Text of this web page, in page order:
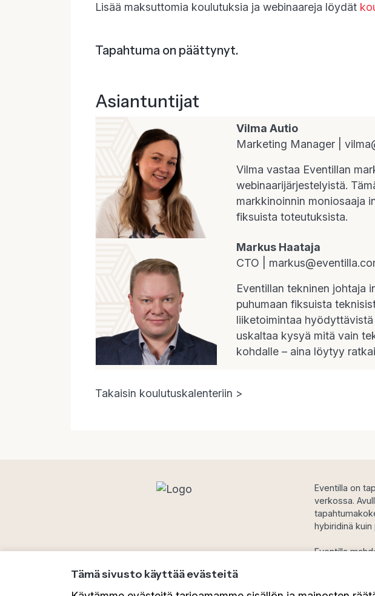
Lisää maksuttomia koulutuksia ja webinaareja löydät
Tapahtuma on päättynyt.
Asiantuntijat
Vilma Autio
Marketing Manager |
Vilma vastaa Eventillan
webinaarijärjestelyistä.
markkinoinnin moniosaaja
fiksuista toteutuksista.
Markus Haataja
CTO |
Eventillan tekninen johtaja
puhumaan fiksuista
liiketoimintaa
uskaltaa kysyä mitä vain
kohdalle – aina löytyy
Takaisin koulutuskalenteriin >
Tämä sivusto käyttää evästeitä
Eventilla on
verkossa.
hybiridinä kuin
Eventilla
tietoturvallisen